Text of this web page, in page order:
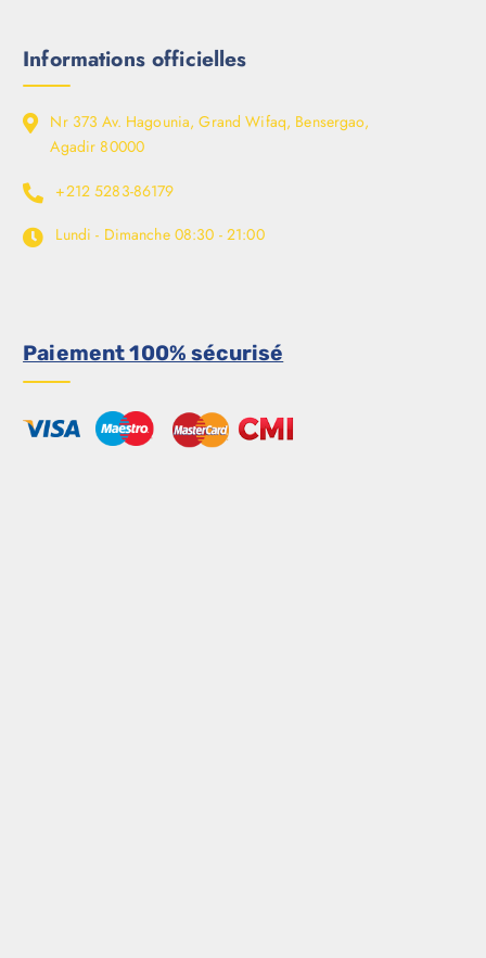
Informations officielles
Nr 373 Av. Hagounia, Grand Wifaq, Bensergao,
Agadir 80000
+212 5283-86179
Lundi - Dimanche 08:30 - 21:00
Paiement 100% sécurisé